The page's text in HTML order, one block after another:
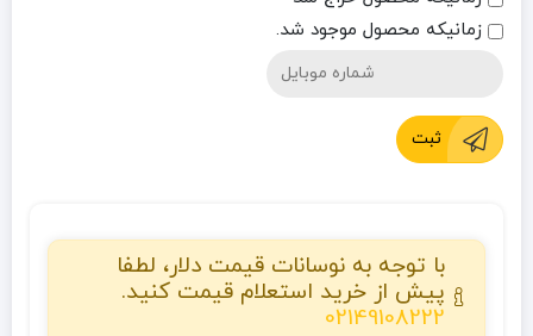
زمانیکه محصول موجود شد.
ثبت
با توجه به نوسانات قیمت دلار، لطفا
پیش از خرید استعلام قیمت کنید.
02149108222